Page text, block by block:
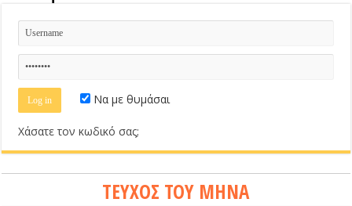
Να με θυμάσαι
Χάσατε τον κωδικό σας;
ΤΕΥΧΟΣ ΤΟΥ ΜΗΝΑ